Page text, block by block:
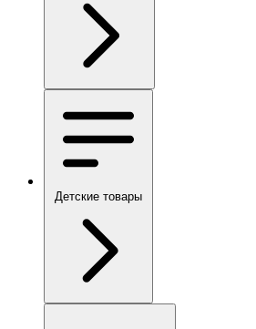
Детские товары